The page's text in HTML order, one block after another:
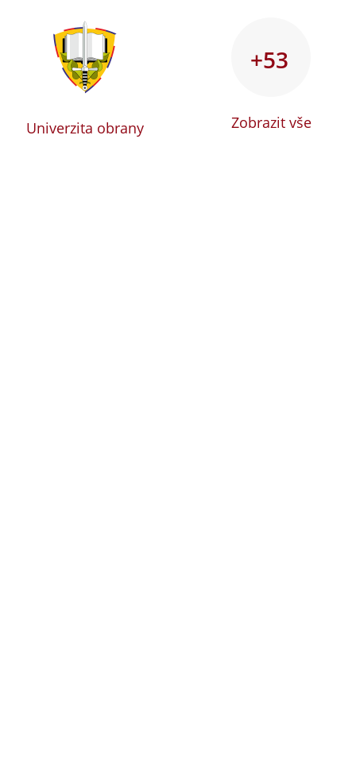
Univerzita obrany
+53
Zobrazit vše